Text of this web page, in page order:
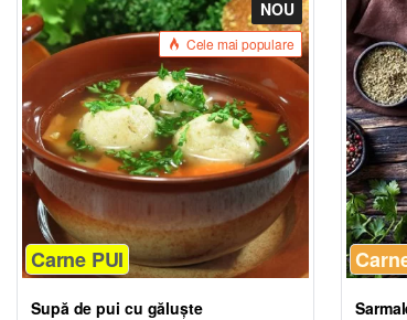
NOU
Cele mai populare
Carne PUI
Supă de pui cu găluște